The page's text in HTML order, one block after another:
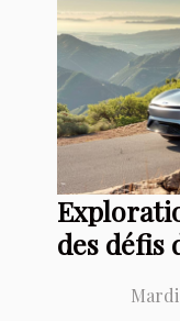
des défis
Mardi